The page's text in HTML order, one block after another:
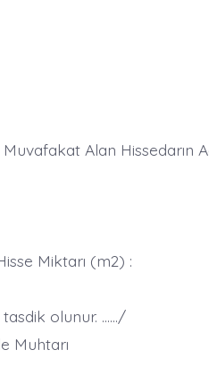
Alan Hissedarın
Miktarı (m2) :
olunur. ……/
Muhtarı